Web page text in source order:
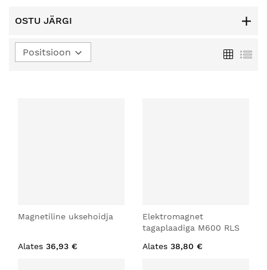
OSTU JÄRGI
Magnetiline uksehoidja
Alates 36,93 €
Elektromagnet
tagaplaadiga M600 RLS
Alates 38,80 €